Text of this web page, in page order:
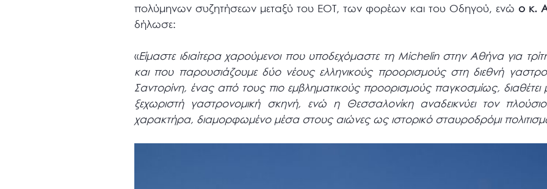
πολύμηνων συζητήσεων μεταξύ του ΕΟΤ, των φορέων και του Οδηγού, ενώ ο κ.
δήλωσε:
«Είμαστε ιδιαίτερα χαρούμενοι που υποδεχόμαστε τη Michelin στην Αθήνα για
και που παρουσιάζουμε δύο νέους ελληνικούς προορισμούς στη διεθνή
Σαντορίνη, ένας από τους πιο εμβληματικούς προορισμούς παγκοσμίως, διαθέτει
ξεχωριστή γαστρονομική σκηνή, ενώ η Θεσσαλονίκη αναδεικνύει τον
χαρακτήρα, διαμορφωμένο μέσα στους αιώνες ως ιστορικό σταυροδρόμι